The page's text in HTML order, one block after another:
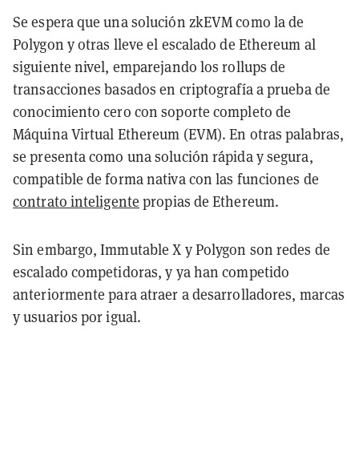
Se espera que una solución zkEVM como la de
Polygon y otras lleve el escalado de Ethereum al
siguiente nivel, emparejando los rollups de
transacciones basados en criptografía a prueba de
conocimiento cero con soporte completo de
Máquina Virtual Ethereum (EVM). En otras palabras,
se presenta como una solución rápida y segura,
compatible de forma nativa con las funciones de
contrato inteligente propias de Ethereum.
Sin embargo, Immutable X y Polygon son redes de
escalado competidoras, y ya han competido
anteriormente para atraer a desarrolladores, marcas
y usuarios por igual.